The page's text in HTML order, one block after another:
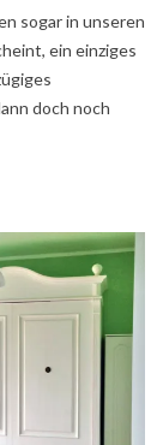
sogar in unseren
ein einziges
doch noch